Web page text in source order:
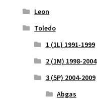
Leon
Toledo
1 (1L) 1991-1999
2 (1M) 1998-2004
3 (5P) 2004-2009
Abgas